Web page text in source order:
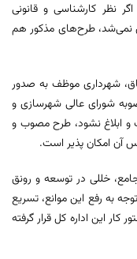
نظر کارشناسی و قانونی
نمی‌شد، طرح‌های مذکور هم
شهرداری موظف به صدور
شورای عالی شهرسازی و
ابلاغ نشود، طرح مصوب و
آن امکان پذیر است.
خللی در توسعه و رونق
به رفع این موانع، تسریع
این اداره کل قرار گرفته